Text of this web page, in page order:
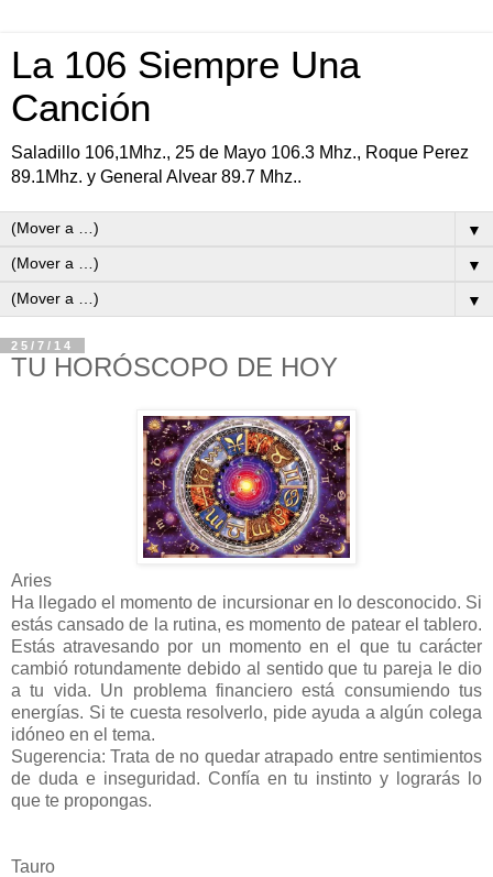
La 106 Siempre Una
Canción
Saladillo 106,1Mhz., 25 de Mayo 106.3 Mhz., Roque Perez
89.1Mhz. y General Alvear 89.7 Mhz..
▼
▼
▼
25/7/14
TU HORÓSCOPO DE HOY
Aries
Ha llegado el momento de incursionar en lo desconocido. Si
estás cansado de la rutina, es momento de patear el tablero.
Estás atravesando por un momento en el que tu carácter
cambió rotundamente debido al sentido que tu pareja le dio
a tu vida. Un problema financiero está consumiendo tus
energías. Si te cuesta resolverlo, pide ayuda a algún colega
idóneo en el tema.
Sugerencia: Trata de no quedar atrapado entre sentimientos
de duda e inseguridad. Confía en tu instinto y lograrás lo
que te propongas.
Tauro